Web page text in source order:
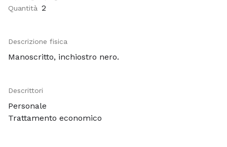
Quantità 2
Descrizione fisica
Manoscritto, inchiostro nero.
Descrittori
Personale
Trattamento economico